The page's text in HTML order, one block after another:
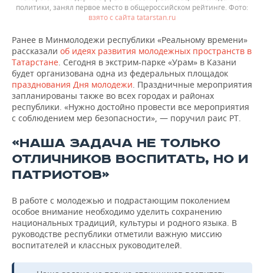
политики, занял первое место в общероссийском рейтинге.
взято с сайта tatarstan.ru
Ранее в Минмолодежи республики «Реальному времени»
рассказали об идеях развития молодежных пространств в
Татарстане. Сегодня в экстрим-парке «Урам» в Казани
будет организована одна из федеральных площадок
празднования Дня молодежи. Праздничные мероприятия
запланированы также во всех городах и районах
республики. «Нужно достойно провести все мероприятия
с соблюдением мер безопасности», — поручил раис РТ.
«НАША ЗАДАЧА НЕ ТОЛЬКО
ОТЛИЧНИКОВ ВОСПИТАТЬ, НО И
ПАТРИОТОВ»
В работе с молодежью и подрастающим поколением
особое внимание необходимо уделить сохранению
национальных традиций, культуры и родного языка. В
руководстве республики отметили важную миссию
воспитателей и классных руководителей.